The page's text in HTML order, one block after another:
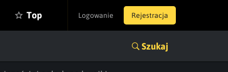
Logowanie Rejestracja
Top
Szukaj